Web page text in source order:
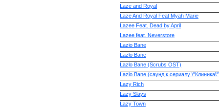
Laze and Royal
Laze And Royal Feat Myah Marie
Lazee Feat. Dead by April
Lazee feat. Neverstore
Lazio Bane
Lazlo Bane
Lazlo Bane (Scrubs OST)
Lazlo Bane (саунд к сериалу
Lazy Rich
Lazy Slays
Lazy Town